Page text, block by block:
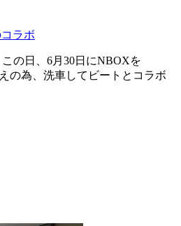
ラボ
この日、6月30日にNBOXを
の為、洗車してビートとコラボ